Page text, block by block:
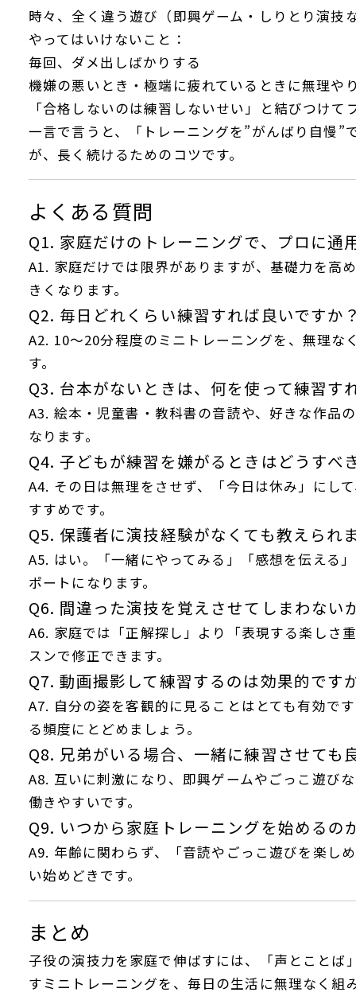
時々、全く違う遊び（即興ゲーム・しりとり演技
やってはいけないこと：
毎回、ダメ出しばかりする
機嫌の悪いとき・極端に疲れているときに無理や
「合格しないのは練習しないせい」と結びつけて
一言で言うと、「トレーニングを”がんばり自慢”
が、長く続けるためのコツです。
よくある質問
Q1. 家庭だけのトレーニングで、プロに通
A1. 家庭だけでは限界がありますが、基礎力を高
きくなります。
Q2. 毎日どれくらい練習すれば良いですか
A2. 10〜20分程度のミニトレーニングを、無理な
す。
Q3. 台本がないときは、何を使って練習す
A3. 絵本・児童書・教科書の音読や、好きな作品
なります。
Q4. 子どもが練習を嫌がるときはどうすべ
A4. その日は無理をさせず、「今日は休み」にし
すすめです。
Q5. 保護者に演技経験がなくても教えられ
A5. はい。「一緒にやってみる」「感想を伝える
ポートになります。
Q6. 間違った演技を覚えさせてしまわない
A6. 家庭では「正解探し」より「表現する楽しさ
スンで修正できます。
Q7. 動画撮影して練習するのは効果的です
A7. 自分の姿を客観的に見ることはとても有効で
る頻度にとどめましょう。
Q8. 兄弟がいる場合、一緒に練習させても
A8. 互いに刺激になり、即興ゲームやごっこ遊び
働きやすいです。
Q9. いつから家庭トレーニングを始めるの
A9. 年齢に関わらず、「音読やごっこ遊びを楽し
い始めどきです。
まとめ
子役の演技力を家庭で伸ばすには、「声とことば
すミニトレーニングを、毎日の生活に無理なく組